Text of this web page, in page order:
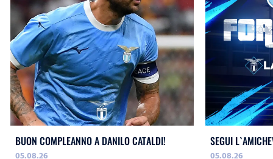
BUON COMPLEANNO A DANILO CATALDI!
05.08.26
SEGUI
05.08.26